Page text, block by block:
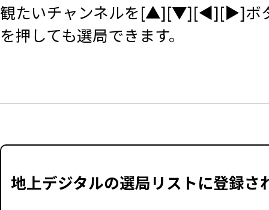
観たいチャンネルを[▲][▼][◀][▶]ボ
を押しても選局できます。
地上デジタルの選局リストに登録